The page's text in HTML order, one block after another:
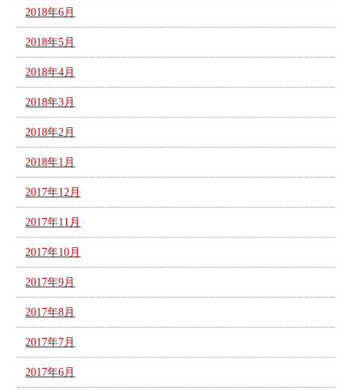
2018年6月
2018年5月
2018年4月
2018年3月
2018年2月
2018年1月
2017年12月
2017年11月
2017年10月
2017年9月
2017年8月
2017年7月
2017年6月